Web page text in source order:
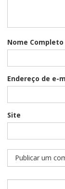
Nome
Endereço de e-
Site